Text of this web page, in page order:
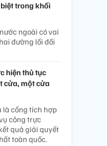
trong khối
ngoài có vai
đường lối đối
hiện thủ tục
cửa, một cửa
là cổng tích hợp
công trực
quả giải quyết
toàn quốc.